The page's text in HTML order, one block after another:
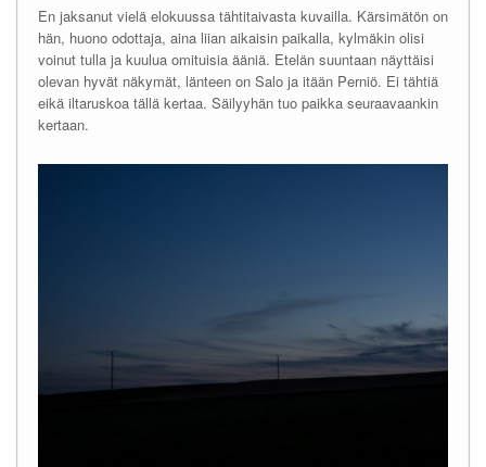
En jaksanut vielä elokuussa tähtitaivasta kuvailla. Kärsimätön on
hän, huono odottaja, aina liian aikaisin paikalla, kylmäkin olisi
voinut tulla ja kuulua omituisia ääniä. Etelän suuntaan näyttäisi
olevan hyvät näkymät, länteen on Salo ja itään Perniö. Ei tähtiä
eikä iltaruskoa tällä kertaa. Säilyyhän tuo paikka seuraavaankin
kertaan.